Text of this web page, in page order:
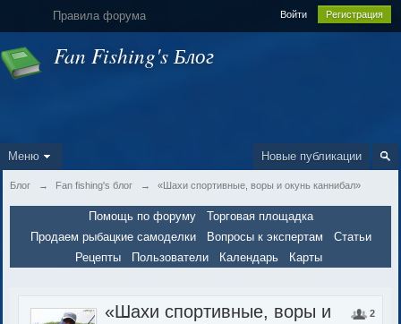
Правила форума Войти Регистрация
Fan Fishing's Блог
Новые публикации
Меню
Блог → Fan fishing's блог → «Шахи спортивные, воры и окунь каннибал»
Помощь по форуму
Торговая площадка
Продаем рыбацкие самоделки
Вопросы к экспертам
Статьи
Рецепты
Пользователи Календарь Карты
2
«Шахи спортивные, воры и